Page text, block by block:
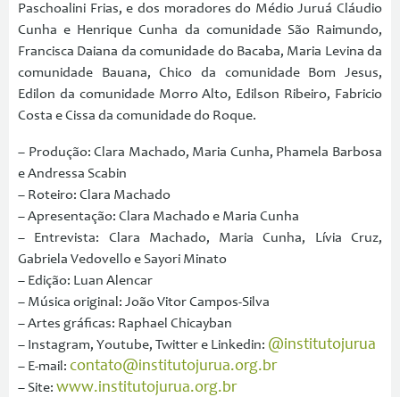
Paschoalini Frias, e dos moradores do Médio Juruá Cláudio
Cunha e Henrique Cunha da comunidade São Raimundo,
Francisca Daiana da comunidade do Bacaba, Maria Levina da
comunidade Bauana, Chico da comunidade Bom Jesus,
Edilon da comunidade Morro Alto, Edilson Ribeiro, Fabricio
Costa e Cissa da comunidade do Roque.
– Produção: Clara Machado, Maria Cunha, Phamela Barbosa
e Andressa Scabin
– Roteiro: Clara Machado
– Apresentação: Clara Machado e Maria Cunha
– Entrevista: Clara Machado, Maria Cunha, Lívia Cruz,
Gabriela Vedovello e Sayori Minato
– Edição: Luan Alencar
– Música original: João Vitor Campos-Silva
– Artes gráficas: Raphael Chicayban
– Instagram, Youtube, Twitter e Linkedin: @institutojurua
– E-mail: contato@institutojurua.org.br
– Site: www.institutojurua.org.br